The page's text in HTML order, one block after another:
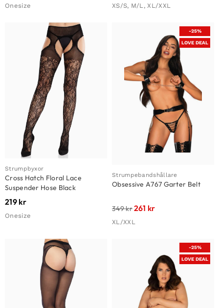
Onesize XS/S, M/L, XL/XXL
Strumpbyxor
Cross Hatch Floral Lace
Suspender Hose Black
219 kr
Onesize
-25%
LOVE DEAL
Strumpebandshållare
Obsessive A767 Garter Belt
349kr261 kr
XL/XXL
-25%
LOVE DEAL